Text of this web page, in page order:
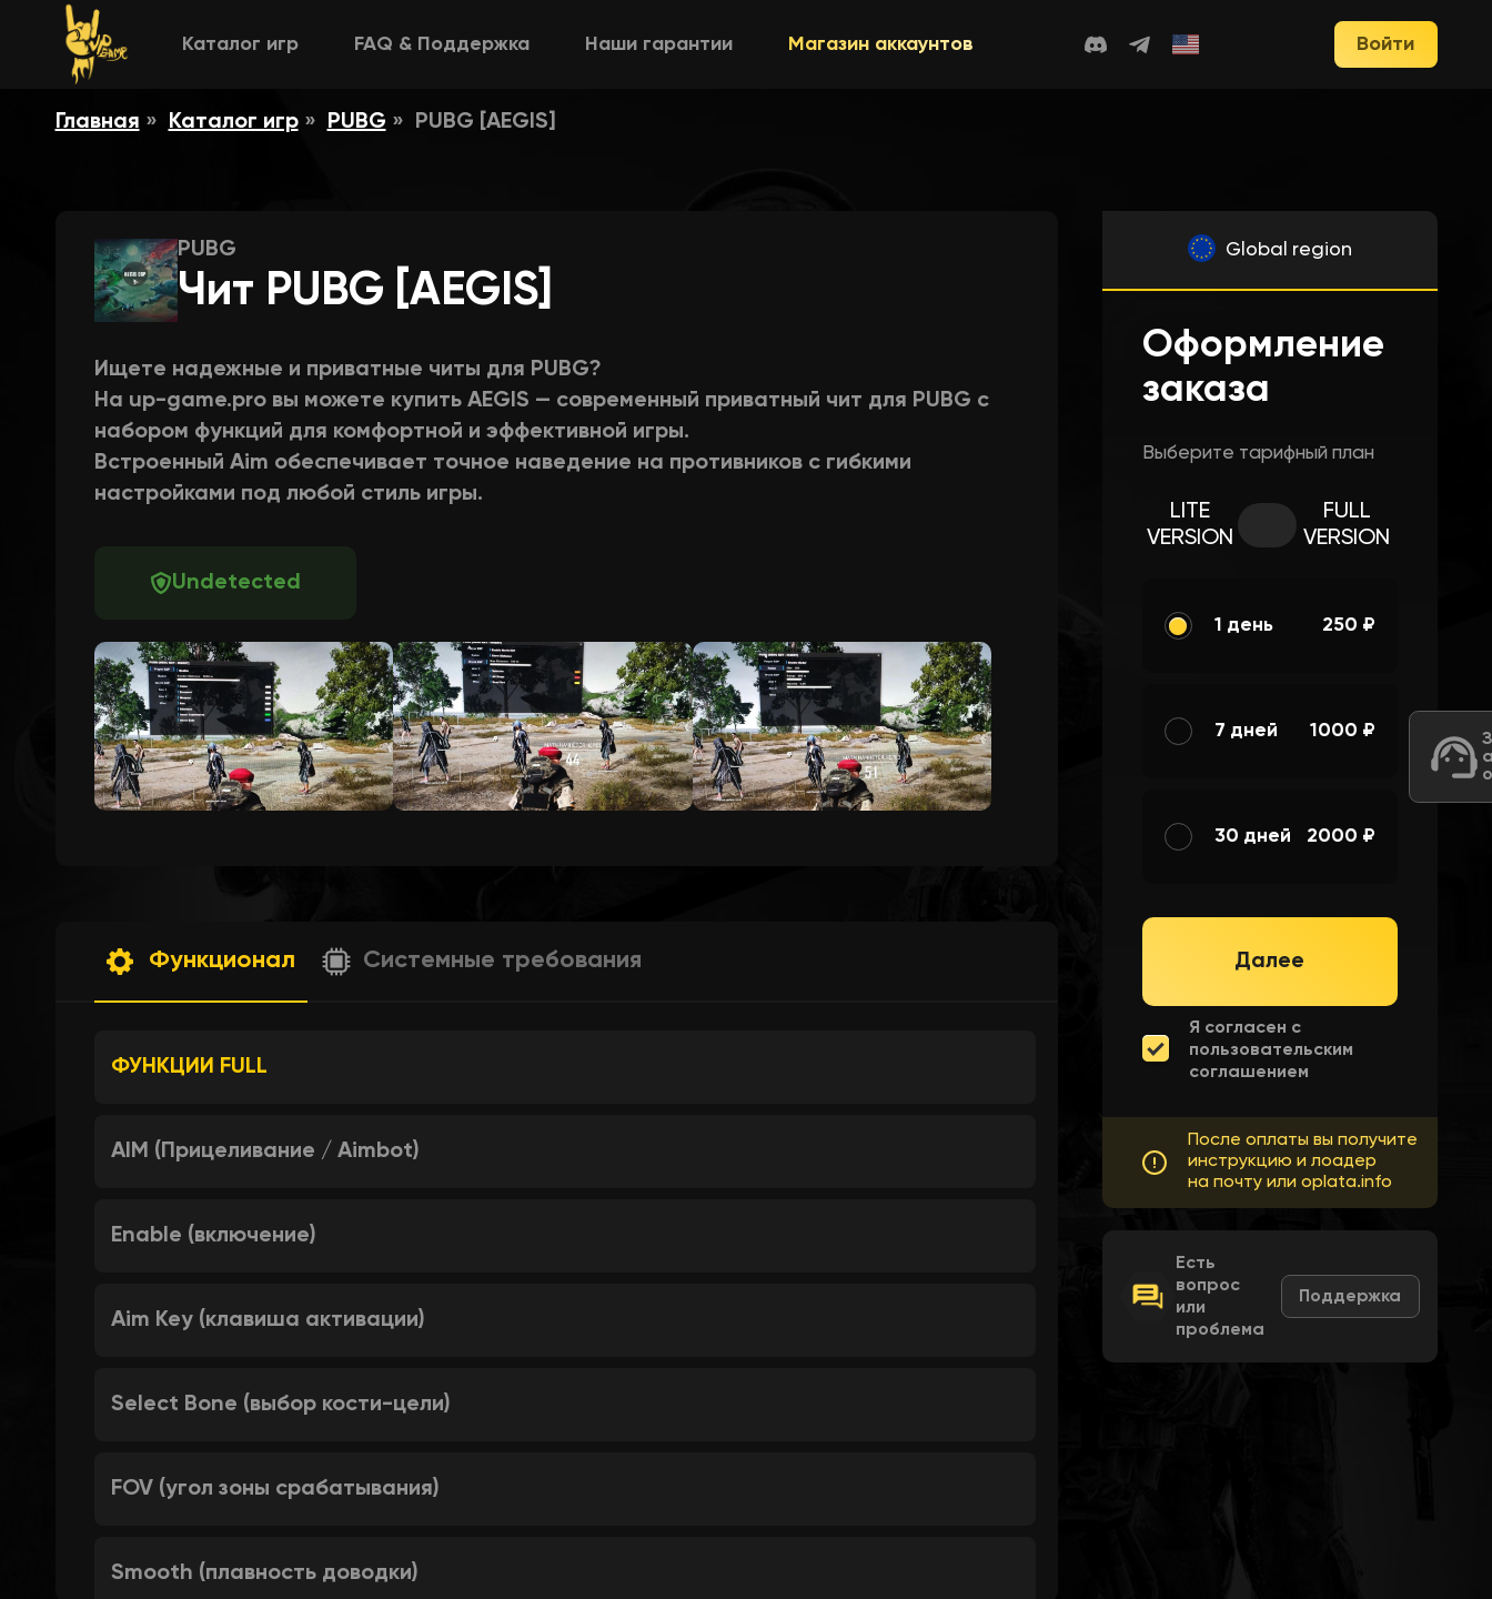
Каталог игр FAQ & Поддержка Наши гарантии Магазин аккаунтов Войти
Главная Каталог игр PUBG PUBG [AEGIS]
PUBG
Чит PUBG [AEGIS]
Ищете надежные и приватные читы для PUBG?
На up-game.pro вы можете купить AEGIS — современный приватный чит для PUBG с
набором функций для комфортной и эффективной игры.
Встроенный Aim обеспечивает точное наведение на противников с гибкими
настройками под любой стиль игры.
Undetected
Функционал Системные требования
ФУНКЦИИ FULL
AIM (Прицеливание / Aimbot)
Enable (включение)
Aim Key (клавиша активации)
Select Bone (выбор кости-цели)
FOV (угол зоны срабатывания)
Smooth (плавность доводки)
Global region
Оформление
заказа
Выберите тарифный план
LITE
VERSION
FULL
VERSION
1 день 250 ₽
7 дней 1000 ₽
30 дней 2000 ₽
Далее
Я согласен с
пользовательским
соглашением
После оплаты вы получите
инструкцию и лоадер
на почту или oplata.info
Есть
вопрос
или
проблема
Поддержка